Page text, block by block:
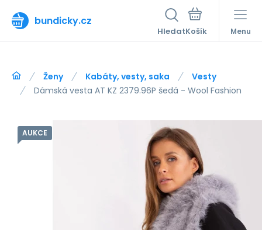
bundicky.cz
Hledat Menu
Ženy Kabáty, vesty, saka
Vesty
Dámská vesta AT KZ 2379.96P šedá - Wool Fashion
AUKCE